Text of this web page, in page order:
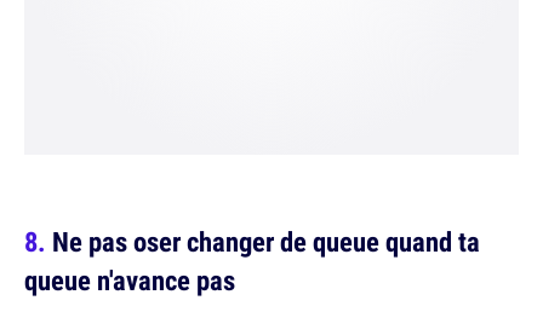
Ne pas oser changer de queue quand ta
queue n'avance pas